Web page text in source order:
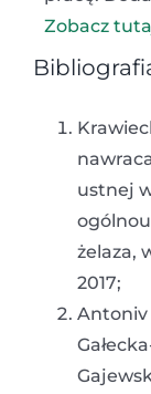
Zobacz
ustnej
żelaza,
2017;
Antoniv